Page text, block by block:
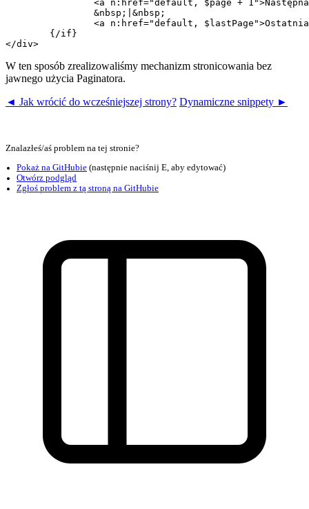
W ten sposób zrealizowaliśmy mechanizm stronicowania bez
jawnego użycia Paginatora.
◄ Jak wrócić do wcześniejszej strony? Dynamiczne snippety ►